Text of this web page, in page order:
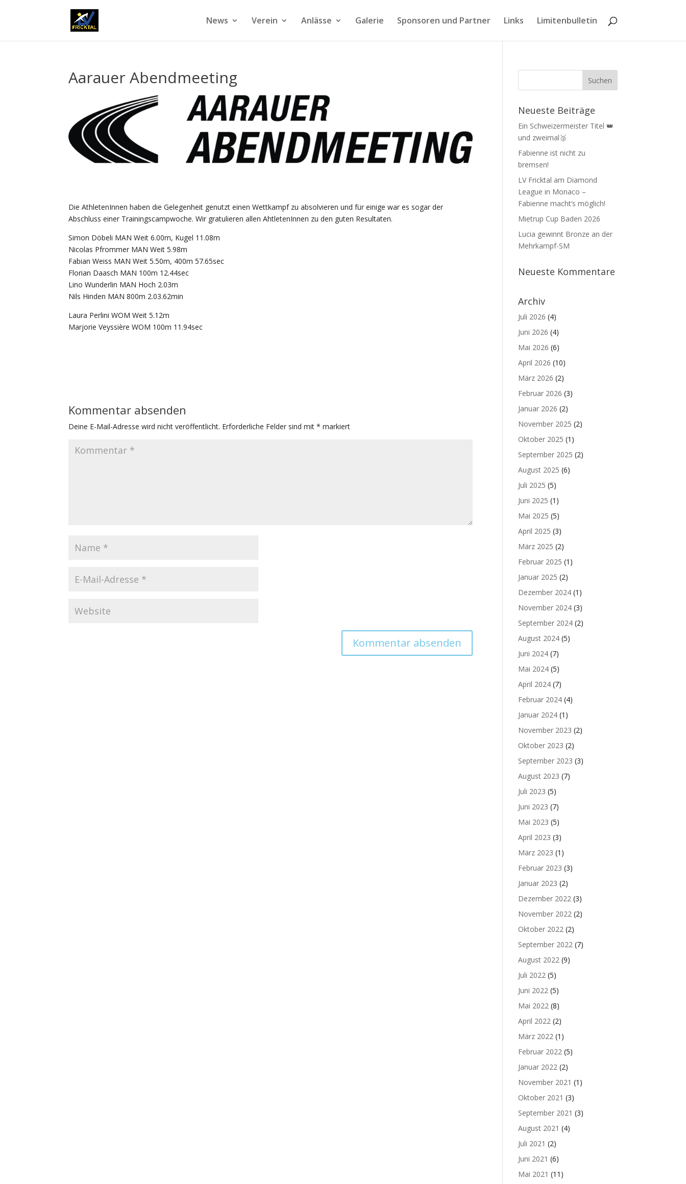
News Verein Anlässe Galerie Sponsoren und Partner Links Limitenbulletin
Aarauer Abendmeeting
Die AthletenInnen haben die Gelegenheit genutzt einen Wettkampf zu absolvieren und für einige war es sogar der
Abschluss einer Trainingscampwoche. Wir gratulieren allen AhtletenInnen zu den guten Resultaten.
Simon Döbeli MAN Weit 6.00m, Kugel 11.08m
Nicolas Pfrommer MAN Weit 5.98m
Fabian Weiss MAN Weit 5.50m, 400m 57.65sec
Florian Daasch MAN 100m 12.44sec
Lino Wunderlin MAN Hoch 2.03m
Nils Hinden MAN 800m 2.03.62min
Laura Perlini WOM Weit 5.12m
Marjorie Veyssière WOM 100m 11.94sec
Kommentar absenden
Deine E-Mail-Adresse wird nicht veröffentlicht. Erforderliche Felder sind mit* markiert
Neueste Beiträge
Ein Schweizermeister Titel 👑
und zweimal🥉
Fabienne ist nicht zu
bremsen!
LV Fricktal am Diamond
League in Monaco –
Fabienne macht‘s möglich!
Mietrup Cup Baden 2026
Lucia gewinnt Bronze an der
Mehrkampf-SM
Neueste Kommentare
Archiv
Juli 2026 (4)
Juni 2026 (4)
Mai 2026 (6)
April 2026 (10)
März 2026 (2)
Februar 2026 (3)
Januar 2026 (2)
November 2025 (2)
Oktober 2025 (1)
September 2025 (2)
August 2025 (6)
Juli 2025 (5)
Juni 2025 (1)
Mai 2025 (5)
April 2025 (3)
März 2025 (2)
Februar 2025 (1)
Januar 2025 (2)
Dezember 2024 (1)
November 2024 (3)
September 2024 (2)
August 2024 (5)
Juni 2024 (7)
Mai 2024 (5)
April 2024 (7)
Februar 2024 (4)
Januar 2024 (1)
November 2023 (2)
Oktober 2023 (2)
September 2023 (3)
August 2023 (7)
Juli 2023 (5)
Juni 2023 (7)
Mai 2023 (5)
April 2023 (3)
März 2023 (1)
Februar 2023 (3)
Januar 2023 (2)
Dezember 2022 (3)
November 2022 (2)
Oktober 2022 (2)
September 2022 (7)
August 2022 (9)
Juli 2022 (5)
Juni 2022 (5)
Mai 2022 (8)
April 2022 (2)
März 2022 (1)
Februar 2022 (5)
Januar 2022 (2)
November 2021 (1)
Oktober 2021 (3)
September 2021 (3)
August 2021 (4)
Juli 2021 (2)
Juni 2021 (6)
Mai 2021 (11)